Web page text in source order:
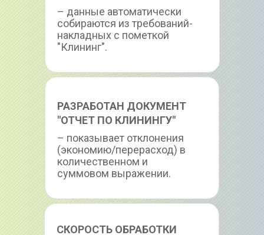
– данные автоматически
собираются из требований-
накладных с пометкой
"Клининг".
– показывает отклонения
(экономию/перерасход) в
количественном и
суммовом выражении.
РАЗРАБОТАН ДОКУМЕНТ
"ОТЧЕТ ПО КЛИНИНГУ"
СКОРОСТЬ ОБРАБОТКИ